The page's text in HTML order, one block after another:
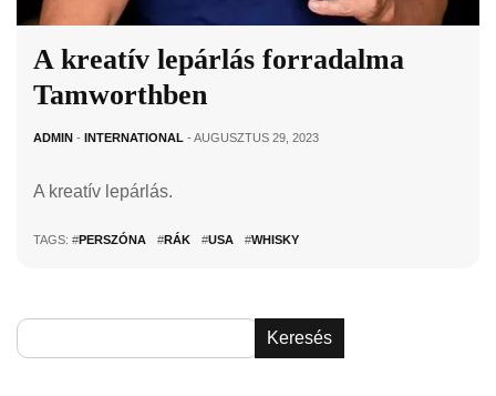
A kreatív lepárlás forradalma
Tamworthben
ADMIN - INTERNATIONAL - AUGUSZTUS 29, 2023
A kreatív lepárlás.
TAGS: #PERSZÓNA #RÁK #USA #WHISKY
Keresés